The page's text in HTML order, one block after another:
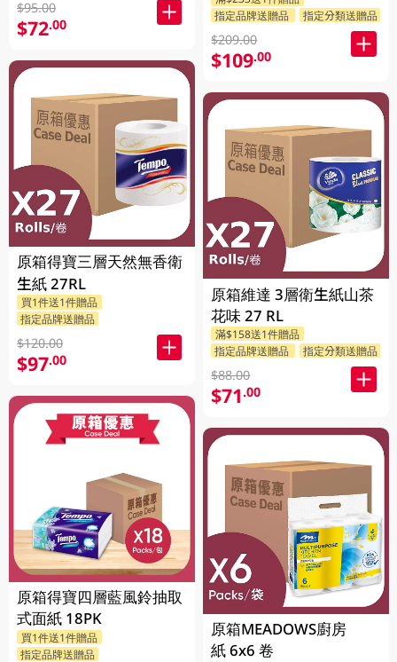
$95.00
$72.00
原箱得寶三層天然無香衛
生紙 27RL
買1件送1件贈品
指定品牌送贈品
$120.00
$97.00
原箱得寶四層藍風鈴抽取
式面紙 18PK
買1件送1件贈品
指定品牌送贈品
指定品牌送贈品
指定分類送贈品
$209.00
$109.00
原箱維達 3層衛生紙山茶
花味 27 RL
滿$158送1件贈品
指定品牌送贈品
指定分類送贈品
$88.00
$71.00
原箱MEADOWS廚房
紙 6x6 卷